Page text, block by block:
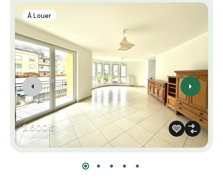
À Louer
2.500€